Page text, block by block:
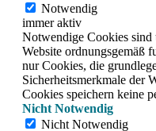
Notwendig
immer aktiv
Notwendige Cookies
Website ordnungsgemäß
nur Cookies, die
Sicherheitsmerkmale der
Cookies speichern keine
Nicht Notwendig
Nicht Notwendig